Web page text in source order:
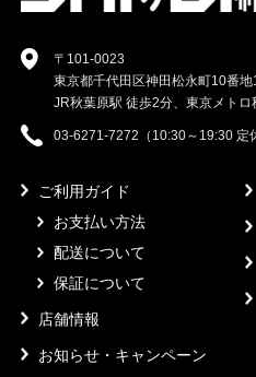
〒101-0023
東京都千代田区神田松永町10番
JR秋葉原駅 徒歩2分、東京メト
03-6271-7272（10:30～19:30 定
ご利用ガイド
お支払い方法
配送について
保証について
店舗情報
お知らせ・キャンペーン